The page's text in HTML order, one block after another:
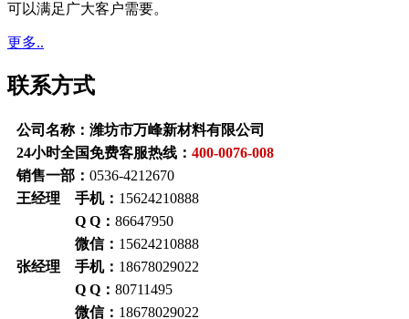
可以满足广大客户需要。
更多..
联系方式
公司名称：潍坊市万峰新材料有限公司
24小时全国免费客服热线： 400-0076-008
销售一部： 0536-4212670
王经理 手机： 15624210888
Q Q： 86647950
微信： 15624210888
张经理 手机： 18678029022
Q Q： 80711495
微信： 18678029022